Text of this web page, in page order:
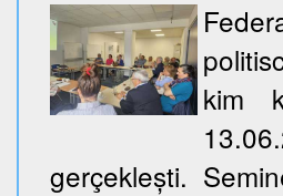
kim
gerçeklești.